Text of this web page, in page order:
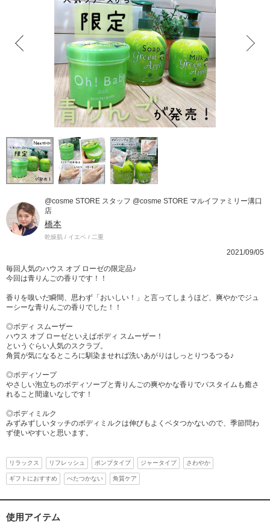
@cosme STORE スタッフ @cosme STORE マルイファミリー溝口
店
橋本
乾燥肌 / イエベ / 二重
2021/09/05
毎回人気のハウス オブ ローゼの限定品♪
今回は青りんごの香りです！！
香りを嗅いだ瞬間、思わず「おいしい！」と言ってしまうほど、爽やかでジュ
ーシーな青りんごの香りでした！！
◎ボディ スムーザー
ハウス オブ ローゼといえばボディ スムーザー！
というぐらい人気のスクラブ。
角質が気になるところに馴染ませれば洗いあがりはしっとりつるつる♪
◎ボディソープ
やさしい泡立ちのボディソープと青りんごの爽やかな香りでバスタイムも癒さ
れること間違いなしです！
◎ボディミルク
みずみずしいタッチのボディミルクは伸びもよくベタつかないので、季節問わ
ず使いやすいと思います。
リラックス リフレッシュ ポンプタイプ ジャータイプ さわやか
ギフトにおすすめ べたつかない 角質ケア
使用アイテム